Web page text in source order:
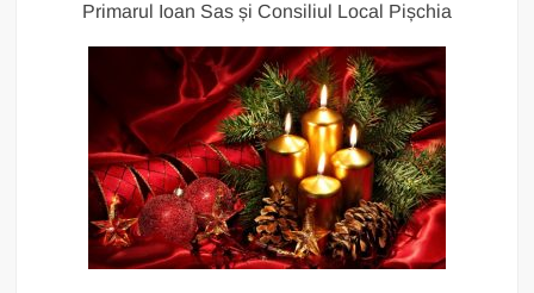
Primarul Ioan Sas și Consiliul Local Pișchia